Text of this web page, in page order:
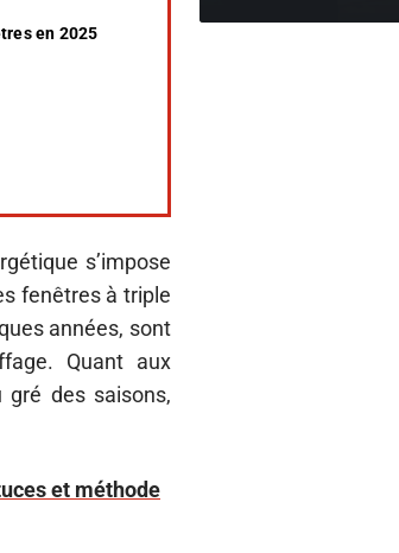
en 2025
s’impose
fenêtres à triple
années, sont
Quant aux
des saisons,
et méthode